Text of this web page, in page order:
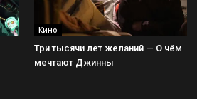
Кино
Три тысячи лет желаний — О чём
мечтают Джинны